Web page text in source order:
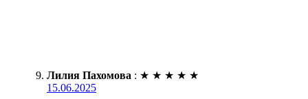
Лилия Пахомова : ★ ★ ★ ★ ★
15.06.2025